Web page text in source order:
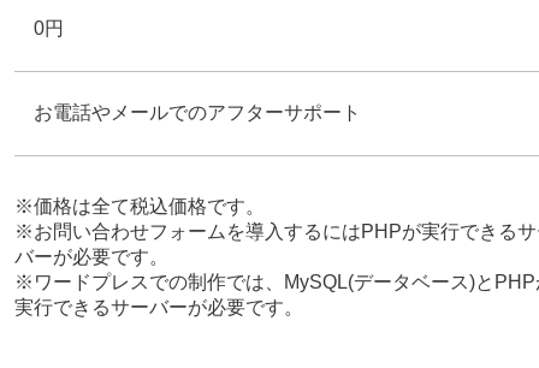
0円
お電話やメールでのアフターサポート
※価格は全て税込価格です。
※お問い合わせフォームを導入するにはPHPが実行できる
バーが必要です。
※ワードプレスでの制作では、MySQL(データベース)とPHP
実行できるサーバーが必要です。